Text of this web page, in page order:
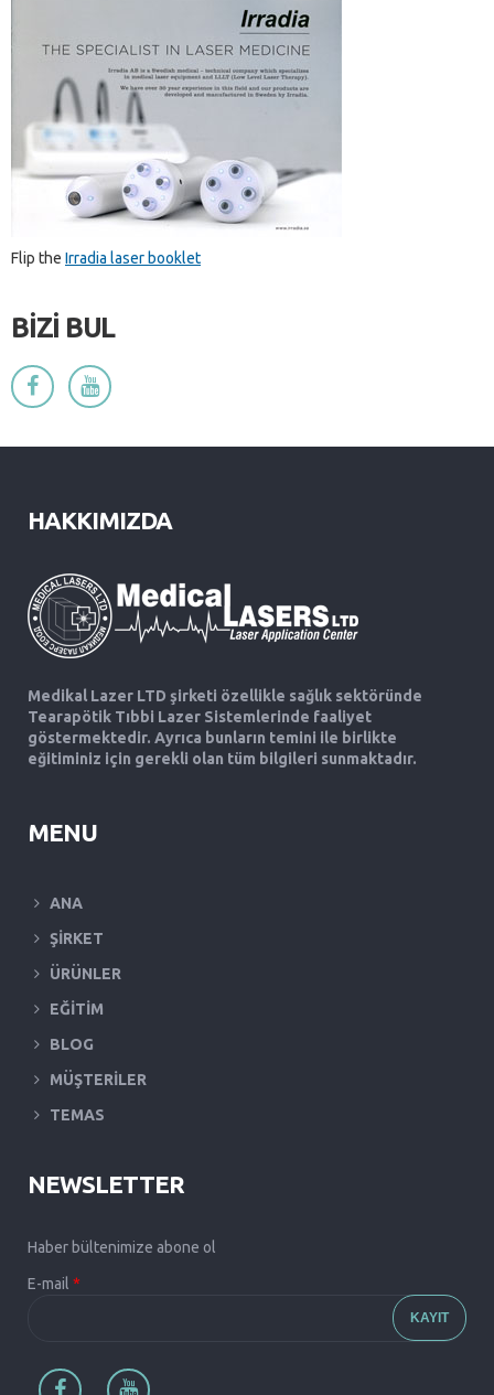
Flip the Irradia laser booklet
BİZİ BUL
HAKKIMIZDA
Medikal Lazer LTD şirketi özellikle sağlık sektöründe
Tearapötik Tıbbi Lazer Sistemlerinde faaliyet
göstermektedir. Ayrıca bunların temini ile birlikte
eğitiminiz için gerekli olan tüm bilgileri sunmaktadır.
MENU
ANA
ŞİRKET
ÜRÜNLER
EĞİTİM
BLOG
MÜŞTERİLER
TEMAS
NEWSLETTER
Haber bültenimize abone ol
E-mail *